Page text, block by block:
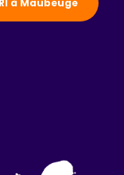
à Maubeuge